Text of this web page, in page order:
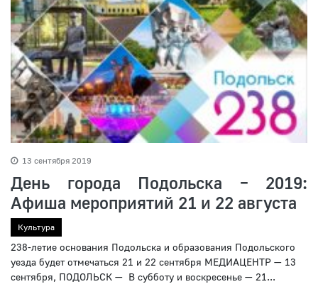
13 сентября 2019
День города Подольска – 2019:
Афиша мероприятий 21 и 22 августа
Культура
238-летие основания Подольска и образования Подольского
уезда будет отмечаться 21 и 22 сентября МЕДИАЦЕНТР — 13
сентября, ПОДОЛЬСК — В субботу и воскресенье — 21...